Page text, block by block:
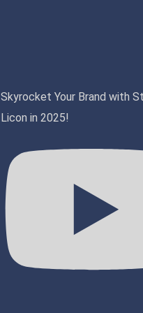
Skyrocket Your Brand with
Licon in 2025!